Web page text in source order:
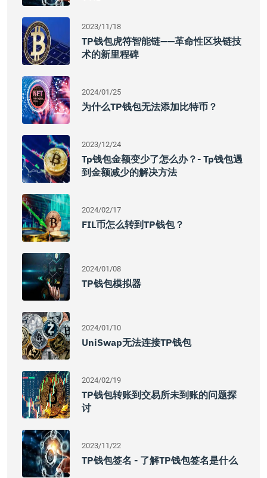
2023/11/18
TP钱包虎符智能链——革命性区块链技
术的新里程碑
2024/01/25
为什么TP钱包无法添加比特币？
2023/12/24
Tp钱包金额变少了怎么办？- Tp钱包遇
到金额减少的解决方法
2024/02/17
FIL币怎么转到TP钱包？
2024/01/08
TP钱包模拟器
2024/01/10
UniSwap无法连接TP钱包
2024/02/19
TP钱包转账到交易所未到账的问题探
讨
2023/11/22
TP钱包签名 - 了解TP钱包签名是什么